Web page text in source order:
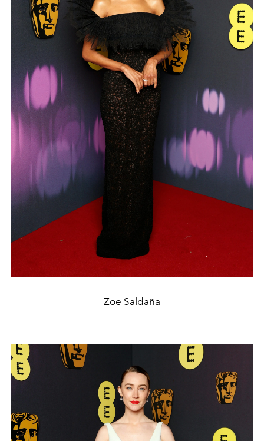
Zoe Saldaña